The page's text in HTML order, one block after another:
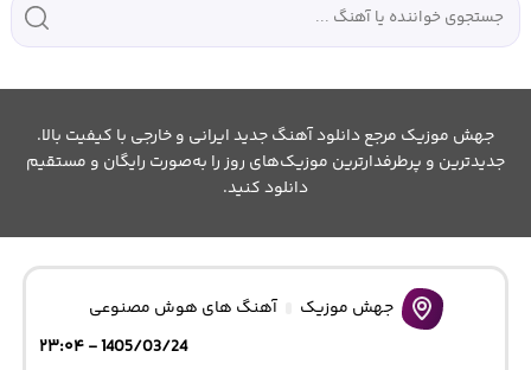
جهش موزیک مرجع دانلود آهنگ جدید ایرانی و خارجی با کیفیت بالا.
جدیدترین و پرطرفدارترین موزیک‌های روز را به‌صورت رایگان و مستقیم
دانلود کنید.
جهش موزیک
آهنگ های هوش مصنوعی
1405/03/24 - ۲۳:۰۴